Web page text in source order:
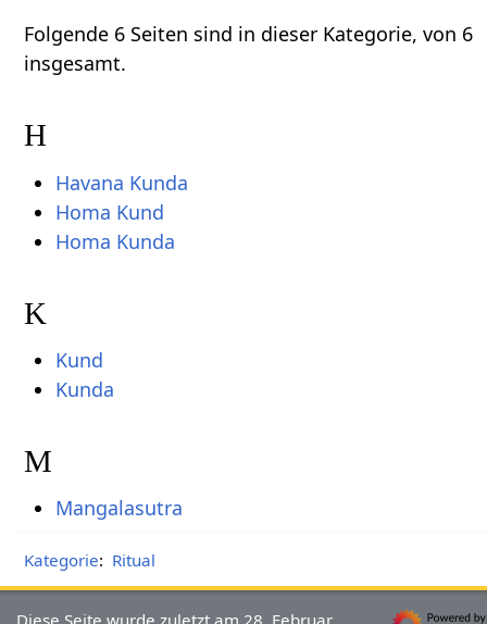
Folgende 6 Seiten sind in dieser Kategorie, von 6
insgesamt.
H
Havana Kunda
Homa Kund
Homa Kunda
K
Kund
Kunda
M
Mangalasutra
Kategorie: Ritual